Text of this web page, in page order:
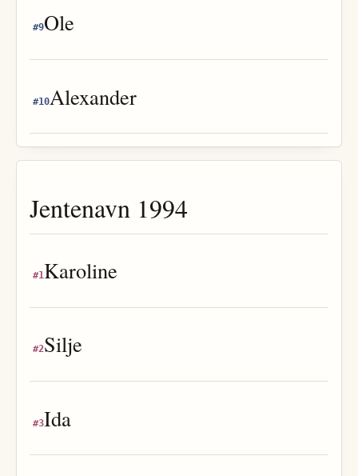
#9Ole
#10Alexander
Jentenavn 1994
#1Karoline
#2Silje
#3Ida